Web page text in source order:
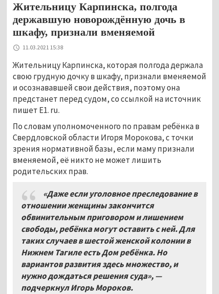
Жительницу Карпинска, полгода
державшую новорождённую дочь в
шкафу, признали вменяемой
11.03.2021 15:38
Жительницу Карпинска, которая полгода держала
свою грудную дочку в шкафу, признали вменяемой
и осознававшей свои действия, поэтому она
предстанет перед судом, со ссылкой на источник
пишет E1. ru.
По словам уполномоченного по правам ребёнка в
Свердловской области Игоря Морокова, с точки
зрения нормативной базы, если маму признали
вменяемой, её никто не может лишить
родительских прав.
«Даже если уголовное преследование в
отношении женщины закончится
обвинительным приговором и лишением
свободы, ребёнка могут оставить с ней. Для
таких случаев в шестой женской колонии в
Нижнем Тагиле есть Дом ребёнка. Но
вариантов развития здесь множество, и
нужно дождаться решения суда», —
подчеркнул Игорь Мороков.